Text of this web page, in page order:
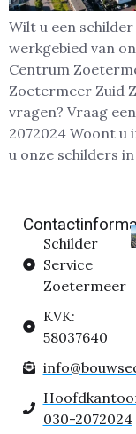
Wilt u een
werkgebied van
Centrum
Zoetermeer Zuid
vragen? Vraag
2072024 Woont u
u onze schilders
Schilder
Service
Zoetermeer
KVK:
58037640
030-2072024